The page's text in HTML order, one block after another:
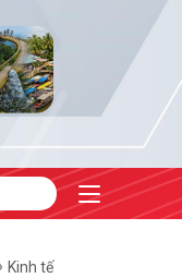
Kinh tế